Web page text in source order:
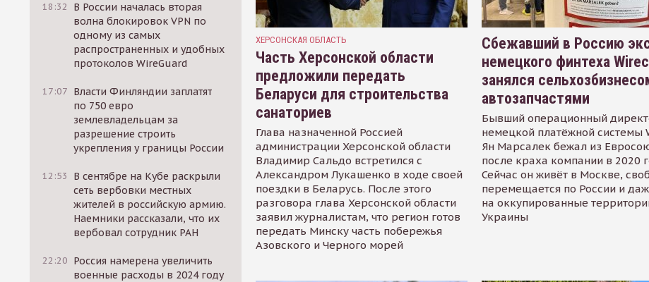
18:32
В России началась вторая
волна блокировок VPN по
одному из самых
распространенных и удобных
протоколов WireGuard
17:07 Власти Финляндии заплатят
по 750 евро
землевладельцам за
разрешение строить
укрепления у границы России
12:53
В сентябре на Кубе раскрыли
сеть вербовки местных
жителей в российскую армию.
Наемники рассказали, что их
вербовал сотрудник РАН
22:20 Россия намерена увеличить
военные расходы в 2024 году
ХЕРСОНСКАЯ ОБЛАСТЬ
Часть Херсонской области
предложили передать
Беларуси для строительства
санаториев
Глава назначенной Россией
администрации Херсонской области
Владимир Сальдо встретился с
Александром Лукашенко в ходе своей
поездки в Беларусь. После этого
разговора глава Херсонской области
заявил журналистам, что регион готов
передать Минску часть побережья
Азовского и Черного морей
Сбежавший в Россию
немецкого финтеха
занялся
автозапчастями
Бывший операционный
немецкой платёжной системы
Ян Марсалек бежал из
после краха компании в 2020
Сейчас он живёт в Москве,
перемещается по России и
на оккупированные
Украины